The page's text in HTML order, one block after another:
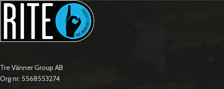
Tre Vänner Group AB
Org nr: 5568553274